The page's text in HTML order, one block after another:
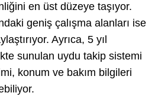
en üst düzeye taşıyor.
geniş çalışma alanları ise
Ayrıca, 5 yıl
sunulan uydu takip sistemi
konum ve bakım bilgileri